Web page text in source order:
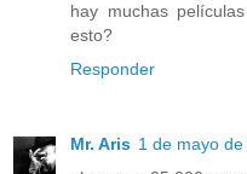
hay muchas
esto?
Responder
Mr. Aris 1 de mayo